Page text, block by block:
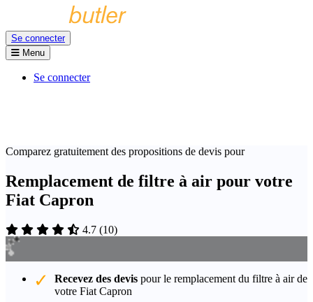
Se connecter
Menu
Se connecter
Comparez gratuitement des propositions de devis pour
Remplacement de filtre à air pour votre
Fiat Capron
4.7 (10)
Recevez des devis pour le remplacement du filtre à air de
votre Fiat Capron